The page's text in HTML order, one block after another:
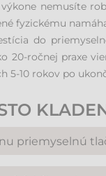
nemusíte
fyzickému
do
20-ročnej praxe
5-10 rokov po
priemyselnú